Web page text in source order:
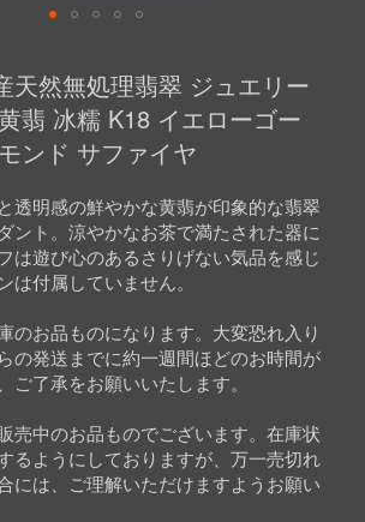
天然無処理翡翠 ジュエリー
翡 冰糯 K18 イエローゴー
ンド サファイヤ
透明感の鮮やかな黄翡が印象的な翡翠
ント。涼やかなお茶で満たされた器に
は遊び心のあるさりげない気品を感じ
は付属していません。
のお品ものになります。大変恐れ入り
の発送までに約一週間ほどのお時間が
ご了承をお願いいたします。
売中のお品ものでございます。在庫状
るようにしておりますが、万一売切れ
には、ご理解いただけますようお願い